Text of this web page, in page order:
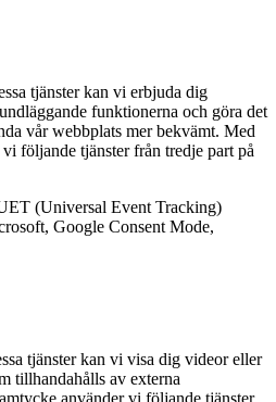
tjänster kan vi erbjuda dig
funktionerna och göra det
vår webbplats mer bekvämt. Med
följande tjänster från tredje part på
(Universal Event Tracking)
Google Consent Mode,
tjänster kan vi visa dig videor eller
tillhandahålls av externa
använder vi följande tjänster